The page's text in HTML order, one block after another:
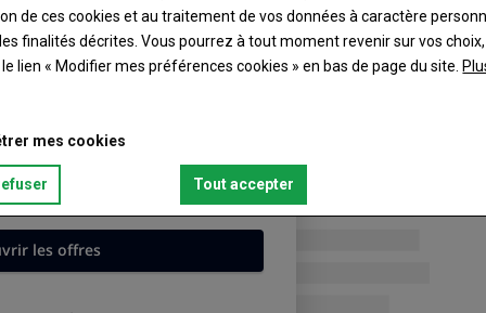
de ces cookies et au traitement de vos données à caractère
finalités décrites. Vous pourrez à tout moment revenir sur vos
lien « Modifier mes préférences cookies » en bas de page du site.
mes cookies
Tout accepter